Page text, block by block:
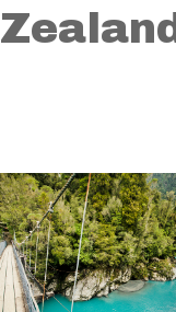
Zealand